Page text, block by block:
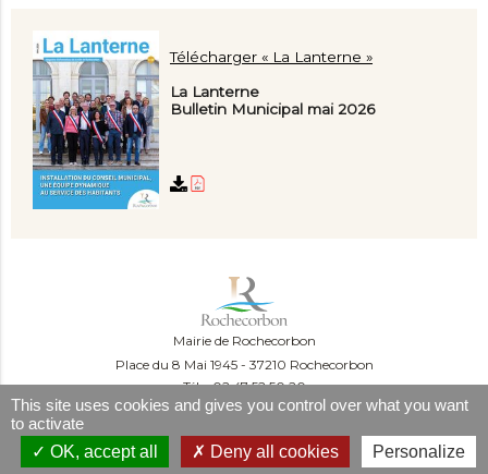
Télécharger « La Lanterne »
La Lanterne
Bulletin Municipal mai 2026
Mairie de Rochecorbon
Place du 8 Mai 1945
37210 Rochecorbon
Tél. : 02 47 52 50 20
Du lundi au mercredi :
Le jeudi :
09:00-12:00 et 13h30-18h30
This site uses cookies and gives you control over what you want
to activate
OK, accept all
Deny all cookies
Personalize